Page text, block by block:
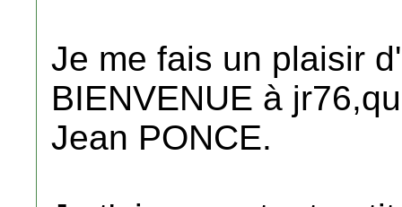
Je me fais un plaisir
BIENVENUE à
Jean PONCE.